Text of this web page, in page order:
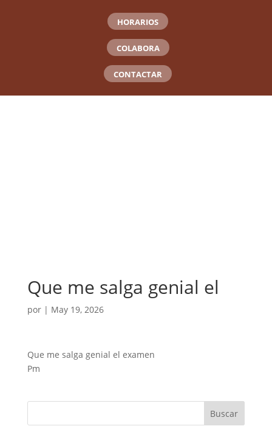
HORARIOS
COLABORA
CONTACTAR
Que me salga genial el
por | May 19, 2026
Que me salga genial el examen
Pm
Buscar